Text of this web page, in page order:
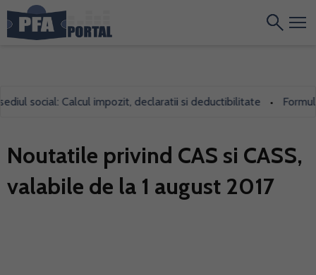
social: Calcul impozit, declaratii si deductibilitate •
Noutatile privind CAS si CASS,
valabile de la 1 august 2017